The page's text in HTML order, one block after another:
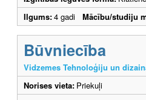
Ilgums:4 gadi Mācību/studiju
Būvniecība
Vidzemes Tehnoloģiju un
Norises vieta: Priekuļi